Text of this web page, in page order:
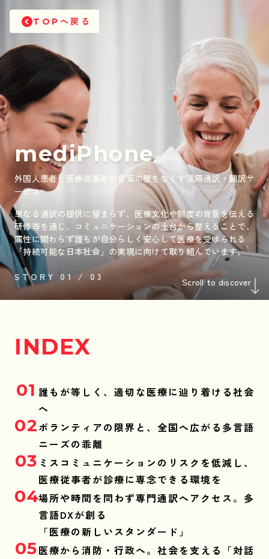
TOP へ戻る
mediPhone
外国人患者と医療従事者の言葉の壁をなくす遠隔通訳・翻訳サ
ービス
単なる通訳の提供に留まらず、医療文化や制度の背景を伝える
研修等を通じ、コミュニケーションの土台から整えることで、
属性に関わらず誰もが自分らしく安心して医療を受けられる
「持続可能な日本社会」の実現に向けて取り組んでいます。
STORY 01 / 03 Scroll to discover
INDEX
01 誰もが等しく、適切な医療に辿り着ける社会
へ
02ボランティアの限界と、全国へ広がる多言語
ニーズの乖離
03 ミスコミュニケーションのリスクを低減し、
医療従事者が診療に専念できる環境を
04場所や時間を問わず専門通訳へアクセス。多
言語DXが創る
「医療の新しいスタンダード」
05医療から消防・行政へ。社会を支える「対話